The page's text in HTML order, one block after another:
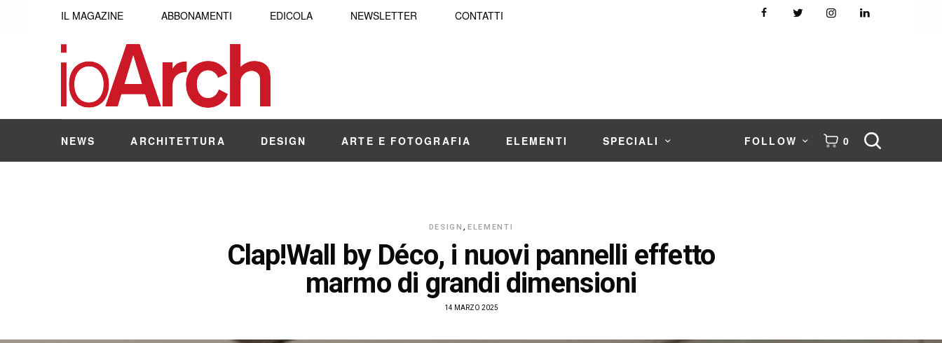
IL MAGAZINE ABBONAMENTI EDICOLA NEWSLETTER CONTATTI
NEWS ARCHITETTURA DESIGN ARTE E FOTOGRAFIA ELEMENTI SPECIALI FOLLOW 0
DESIGN , ELEMENTI
Clap!Wall by Déco, i nuovi pannelli effetto
marmo di grandi dimensioni
14 MARZO 2025